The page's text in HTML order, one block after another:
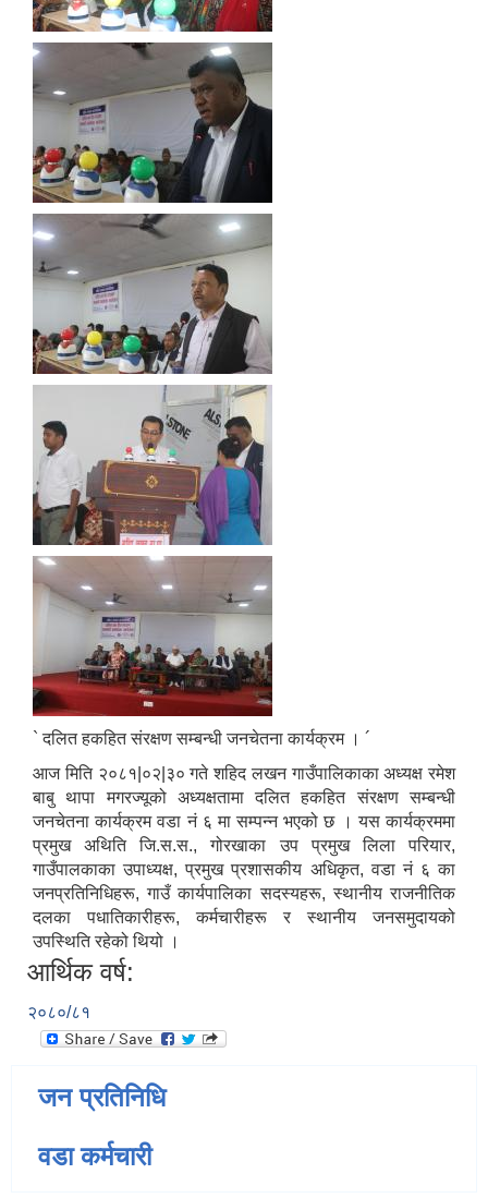
` दलित हकहित संरक्षण सम्बन्धी जनचेतना कार्यक्रम । ´
आज मिति २०८१|०२|३० गते शहिद लखन गाउँपालिकाका अध्यक्ष रमेश
बाबु थापा मगरज्यूको अध्यक्षतामा दलित हकहित संरक्षण सम्बन्धी
जनचेतना कार्यक्रम वडा नं ६ मा सम्पन्न भएको छ । यस कार्यक्रममा
प्रमुख अथिति जि.स.स., गोरखाका उप प्रमुख लिला परियार,
गाउँपालकाका उपाध्यक्ष, प्रमुख प्रशासकीय अधिकृत, वडा नं ६ का
जनप्रतिनिधिहरू, गाउँ कार्यपालिका सदस्यहरू, स्थानीय राजनीतिक
दलका पधातिकारीहरू, कर्मचारीहरू र स्थानीय जनसमुदायको
उपस्थिति रहेको थियो ।
आर्थिक वर्ष:
२०८०/८१
जन प्रतिनिधि
वडा कर्मचारी